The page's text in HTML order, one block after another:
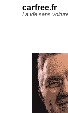
carfree.fr
La vie sans